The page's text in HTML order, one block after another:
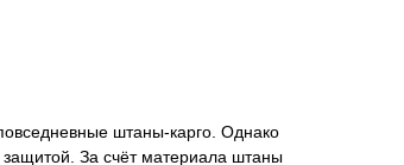
штаны-карго. Однако
За счёт материала штаны